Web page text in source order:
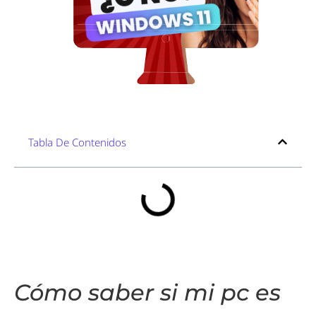
Tabla De Contenidos
Cómo saber si mi pc es